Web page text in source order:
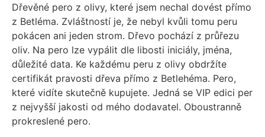
Dřevěné pero z olivy, které jsem nechal dovést přímo
z Betléma. Zvláštností je, že nebyl kvůli tomu peru
pokácen ani jeden strom. Dřevo pochází z průřezu
oliv. Na pero lze vypálit dle libosti iniciály, jména,
důležité data. Ke každému peru z olivy obdržíte
certifikát pravosti dřeva přímo z Betlehéma. Pero,
které vidíte skutečně kupujete. Jedná se VIP edici per
z nejvyšší jakosti od mého dodavatel. Oboustranně
prokreslené pero.